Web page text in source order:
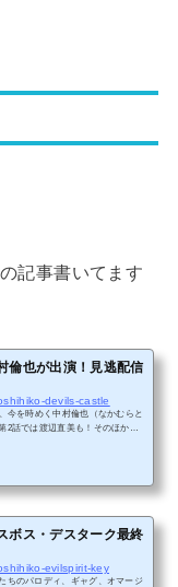
記事書いてます
倫也が出演！見逃配信
devils-castle
今を時めく中村倫也（なかむらと
2話では渡辺直美も！そのほかに
放題（ポイントや追加料金の必要
トライアル」お...
ボス・デスターク最終
evilspirit-key
ちのパロディ、ギャグ、オマージ